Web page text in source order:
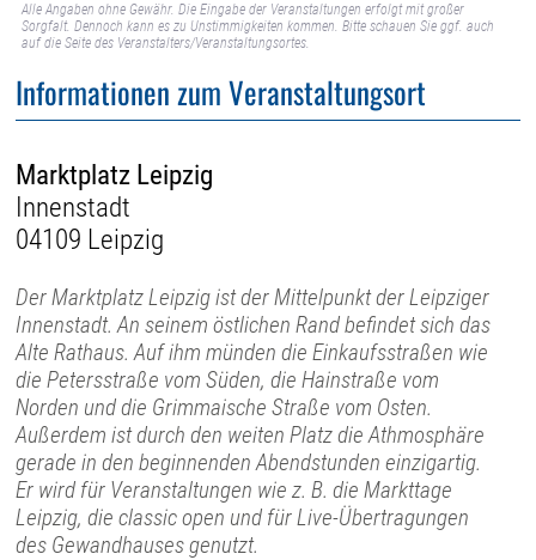
Alle Angaben ohne Gewähr. Die Eingabe der Veranstaltungen erfolgt mit großer
Sorgfalt. Dennoch kann es zu Unstimmigkeiten kommen. Bitte schauen Sie ggf. auch
auf die Seite des Veranstalters/Veranstaltungsortes.
Informationen zum Veranstaltungsort
Marktplatz Leipzig
Innenstadt
04109 Leipzig
Der Marktplatz Leipzig ist der Mittelpunkt der Leipziger
Innenstadt. An seinem östlichen Rand befindet sich das
Alte Rathaus. Auf ihm münden die Einkaufsstraßen wie
die Petersstraße vom Süden, die Hainstraße vom
Norden und die Grimmaische Straße vom Osten.
Außerdem ist durch den weiten Platz die Athmosphäre
gerade in den beginnenden Abendstunden einzigartig.
Er wird für Veranstaltungen wie z. B. die Markttage
Leipzig, die classic open und für Live-Übertragungen
des Gewandhauses genutzt.